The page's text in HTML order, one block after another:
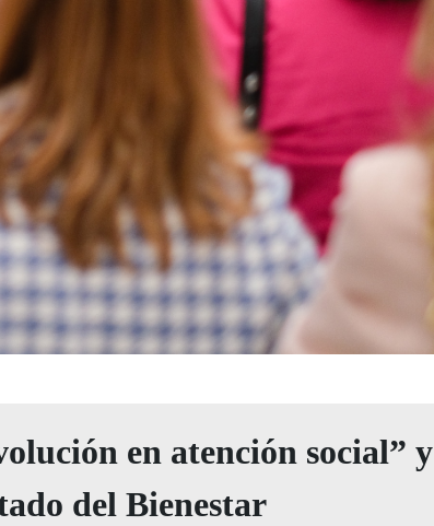
en atención social” y
del Bienestar